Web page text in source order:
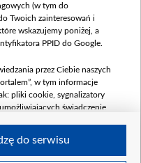
(w tym do
Twoich zainteresowań i
wskazujemy poniżej, a
PPID do Google.
przez Ciebie naszych
w tym informacje
pliki cookie, sygnalizatory
świadczenie
do serwisu